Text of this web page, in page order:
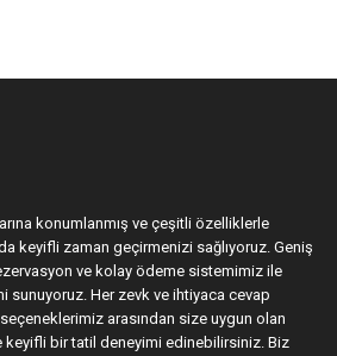
konumlanmış ve çeşitli özelliklerle
keyifli zaman geçirmenizi sağlıyoruz. Geniş
ve kolay ödeme sistemimiz ile
sunuyoruz.​ Her zevk ve ihtiyaca cevap
arasından size uygun olan
keyifli bir tatil deneyimi edinebilirsiniz. Biz